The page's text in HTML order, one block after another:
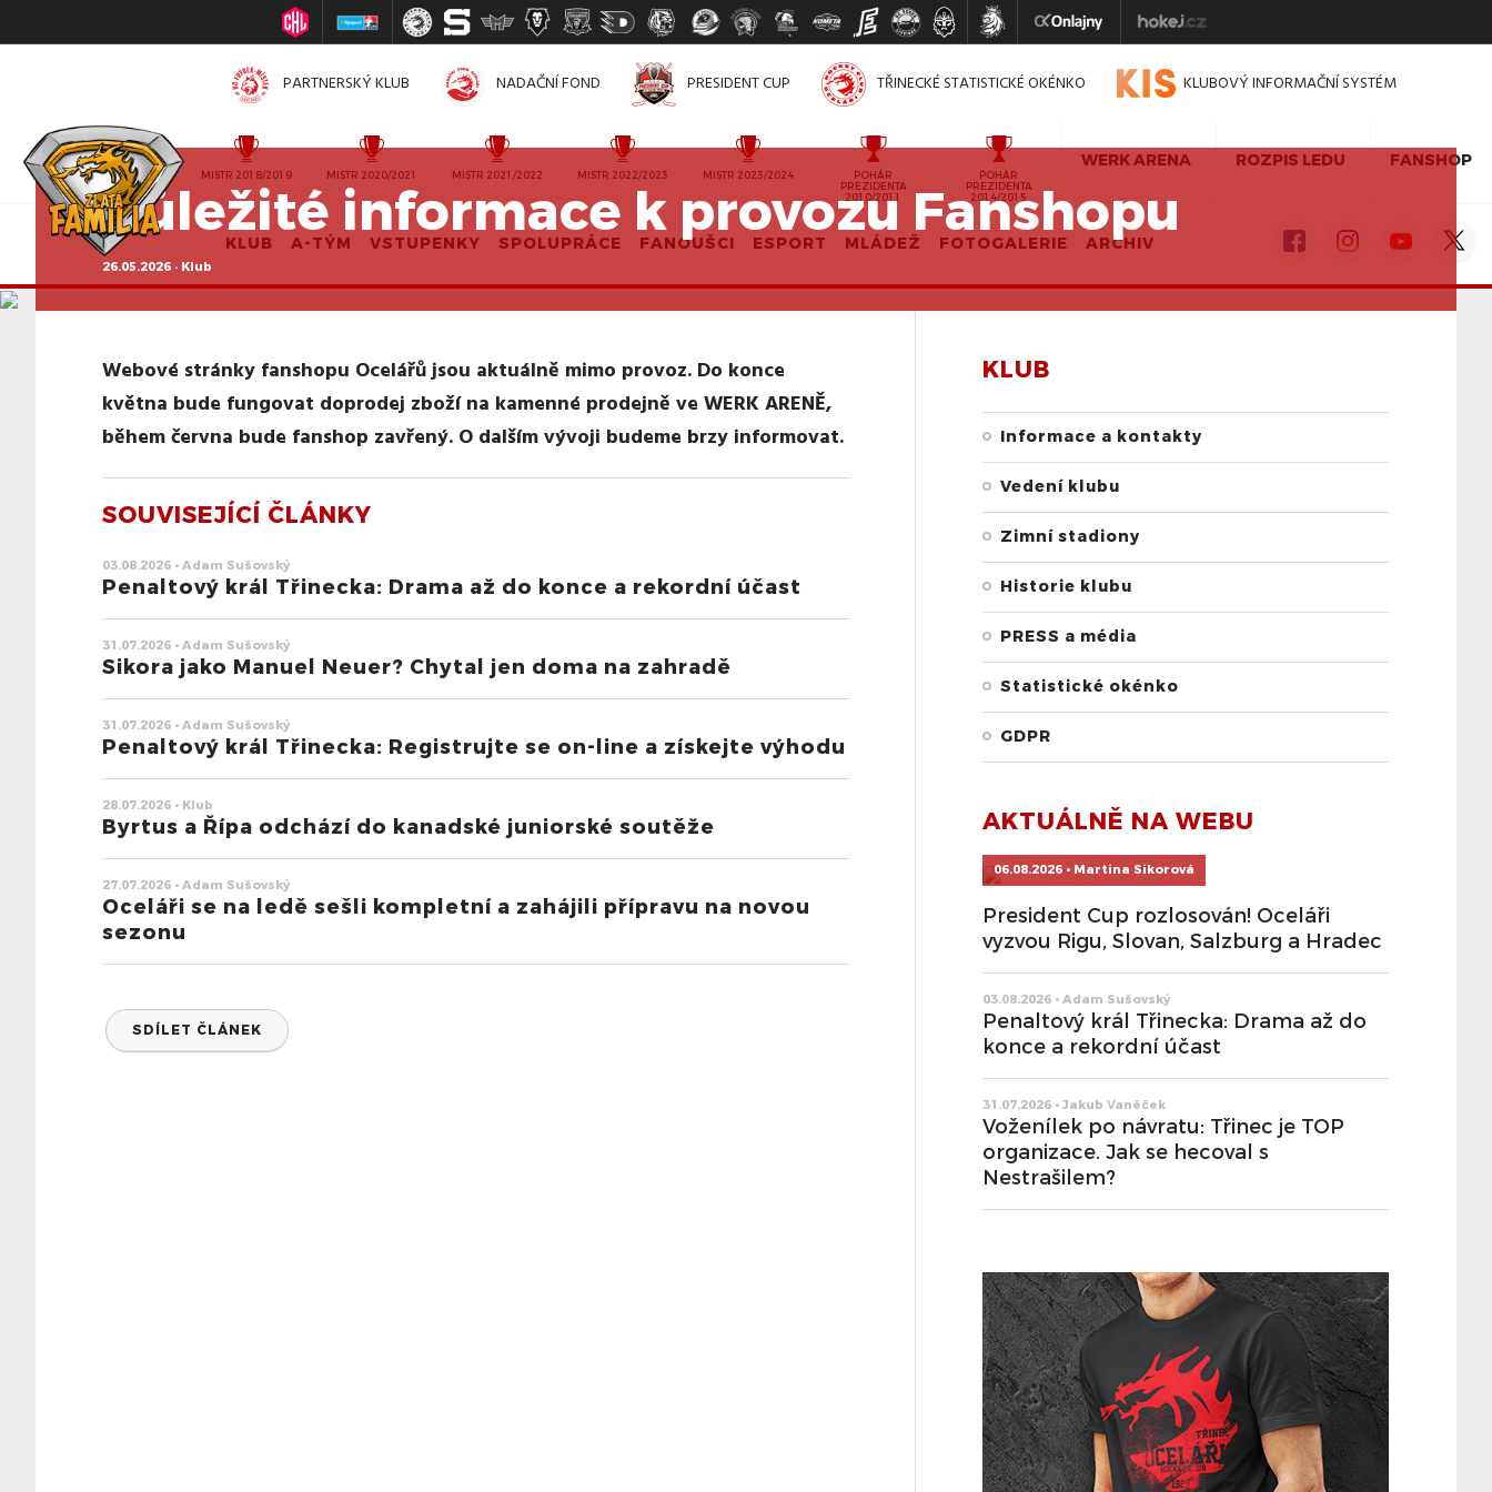
PARTNERSKÝ KLUB NADAČNÍ FOND PRESIDENT CUP TŘINECKÉ STATISTICKÉ OKÉNKO KLUBOVÝ INFORMAČNÍ SYSTÉM
MISTR 2010/2011 MISTR 2018/2019 MISTR 2020/2021 MISTR 2021/2022 MISTR 2022/2023 MISTR 2023/2024
POHÁR
PREZIDENTA
2010/2011
POHÁR
PREZIDENTA
2014/2015
WERK ARENA ROZPIS LEDU FANSHOP
KLUB A-TÝM VSTUPENKY SPOLUPRÁCE FANOUŠCI ESPORT MLÁDEŽ FOTOGALERIE ARCHIV
Důležité informace k provozu Fanshopu
26.05.2026 · Klub
Webové stránky fanshopu Ocelářů jsou aktuálně mimo provoz. Do konce
května bude fungovat doprodej zboží na kamenné prodejně ve WERK ARENĚ,
během června bude fanshop zavřený. O dalším vývoji budeme brzy informovat.
SOUVISEJÍCÍ ČLÁNKY
03.08.2026 • Adam Sušovský
Penaltový král Třinecka: Drama až do konce a rekordní účast
31.07.2026 • Adam Sušovský
Sikora jako Manuel Neuer? Chytal jen doma na zahradě
31.07.2026 • Adam Sušovský
Penaltový král Třinecka: Registrujte se on-line a získejte výhodu
28.07.2026 • Klub
Byrtus a Řípa odchází do kanadské juniorské soutěže
27.07.2026 • Adam Sušovský
Oceláři se na ledě sešli kompletní a zahájili přípravu na novou
sezonu
SDÍLET ČLÁNEK
KLUB
Informace a kontakty
Vedení klubu
Zimní stadiony
Historie klubu
PRESS a média
Statistické okénko
GDPR
AKTUÁLNĚ NA WEBU
06.08.2026 • Martina Sikorová
President Cup rozlosován! Oceláři
vyzvou Rigu, Slovan, Salzburg a Hradec
03.08.2026 • Adam Sušovský
Penaltový král Třinecka: Drama až do
konce a rekordní účast
31.07.2026 • Jakub Vaněček
Voženílek po návratu: Třinec je TOP
organizace. Jak se hecoval s
Nestrašilem?